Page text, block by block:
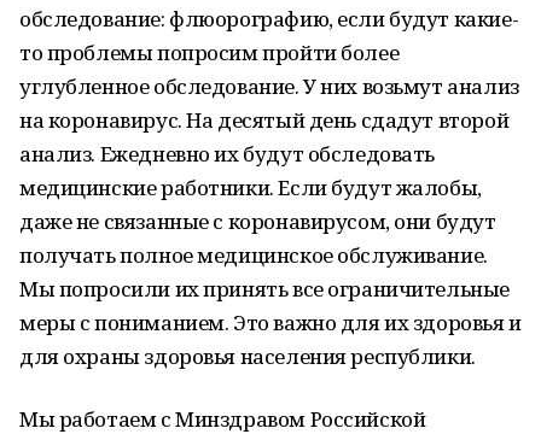
обследование: флюорографию, если будут какие-
то проблемы попросим пройти более
углубленное обследование. У них возьмут анализ
на коронавирус. На десятый день сдадут второй
анализ. Ежедневно их будут обследовать
медицинские работники. Если будут жалобы,
даже не связанные с коронавирусом, они будут
получать полное медицинское обслуживание.
Мы попросили их принять все ограничительные
меры с пониманием. Это важно для их здоровья и
для охраны здоровья населения республики.
Мы работаем с Минздравом Российской